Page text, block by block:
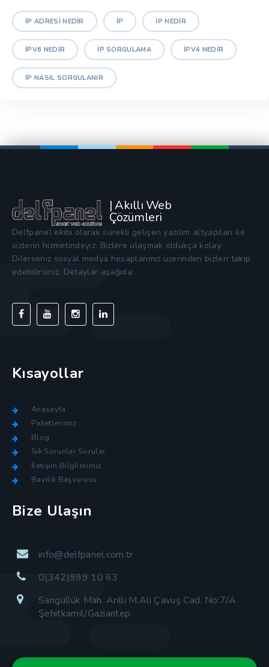
IP ADRESI NEDIR IP IP NEDIR
IPV6 NEDIR IP SORGULAMA IPV4 NEDIR
IP NASIL SORGULANIR
| Akıllı Web
Çözümleri
Delfpanel ekibi olarak sürekli gelişen yazılım altyapıları ile
sizlerin hizmetindeyiz. Bizlere ulaşmak oldukça kolay.
Dilerseniz sosyal medya hesaplarımız üzerinden bizleri takip
edebilirsiniz. Detaylar aşağıda:
Kısayollar
Anasayfa
Paketlerimiz
Blog
Sık Sorunlar Sorular
İletişim Bilgilerimiz
Bayilik Başvurusu
Bize Ulaşın
info@delfpanel.com.tr
0(342)999 10 63
Sarıgüllük Mah. Arıllı M.Ali Çavuş Cad. No:7/A
Şehitkamil/Gaziantep